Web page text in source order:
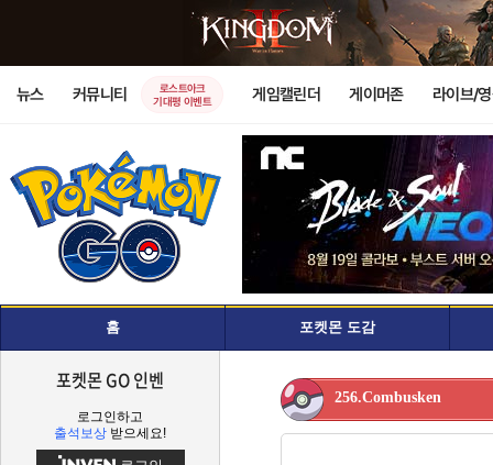
뉴스 커뮤니티
로스트아크
기대평 이벤트
게임캘린더 게이머존 라이브/
홈 포켓몬 도감
포켓몬 GO 인벤
로그인하고
출석보상 받으세요!
256.Combusken